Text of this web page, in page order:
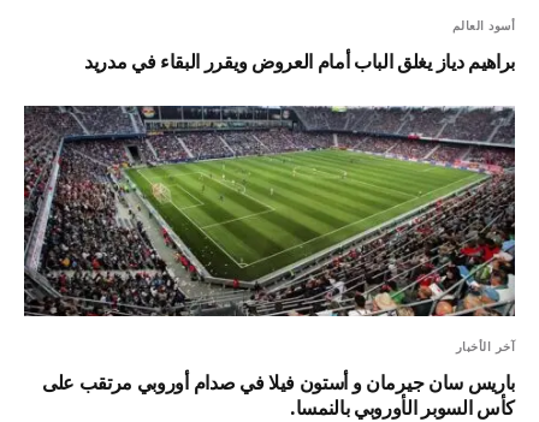
أسود العالم
براهيم دياز يغلق الباب أمام العروض ويقرر البقاء في مدريد
آخر الأخبار
باريس سان جيرمان و أستون فيلا في صدام أوروبي مرتقب على
كأس السوبر الأوروبي بالنمسا.